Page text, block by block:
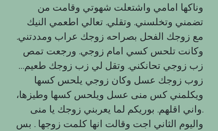
وناكها امامي واشتعلت شهوتي وقامت من
تضمني وتخلسني. وتقلي. تعالي اطعمي النيك
مع زوجك الفحل بصراحه زوجك عراب ومددتني.
وكانت تلحس كسي امام زوجي. ورجعت تمص
زب زوجي تحانكني. وتقل لي زب زوجك طعيم…
زوب زوجك عسل وكان زوجي يلحس كسها
ويكلمني كس منى عسل ويلحس كسها وطيزها،
واني اقلهم. بوريكم لما يعربني زوجك يا منى.
واليوم الثاني اجت وقالت انها كلمت زوجها . بس